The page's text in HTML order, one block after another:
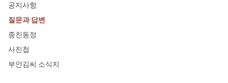
공지사항
질문과 답변
종친동정
사진첩
부안김씨 소식지